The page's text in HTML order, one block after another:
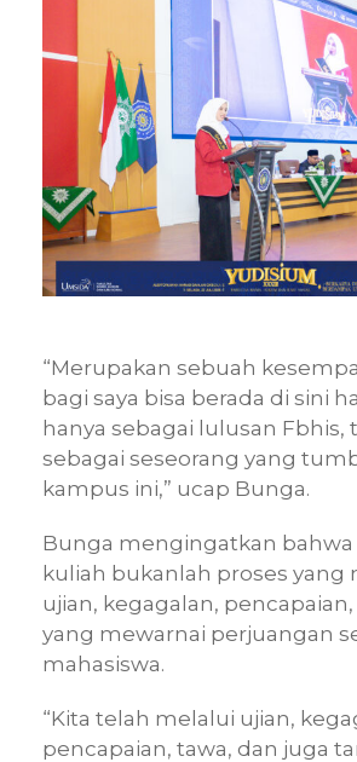
“Merupakan sebuah
bagi saya bisa berada di sini
hanya sebagai lulusan Fbhis,
sebagai seseorang yang
kampus ini,” ucap Bunga.
Bunga mengingatkan bahwa
kuliah bukanlah proses yang
ujian, kegagalan,
yang mewarnai perjuangan
mahasiswa.
“Kita telah melalui ujian,
pencapaian, tawa, dan juga